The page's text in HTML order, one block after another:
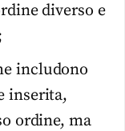
diverso e
includono
inserita,
ordine, ma